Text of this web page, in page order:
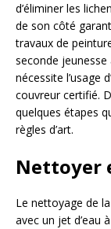
d’éliminer les
de son côté
travaux de
seconde
nécessite l’usage
couvreur certifié.
quelques étapes
règles d’art.
Nettoyer
Le nettoyage de
avec un jet d’eau